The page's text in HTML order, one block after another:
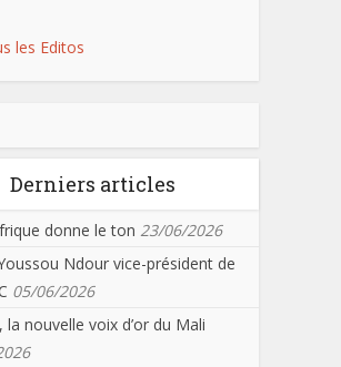
les Editos
Derniers articles
donne le ton 23/06/2026
Ndour vice-président de
05/06/2026
la nouvelle voix d’or du Mali